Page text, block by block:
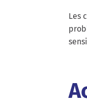
Les